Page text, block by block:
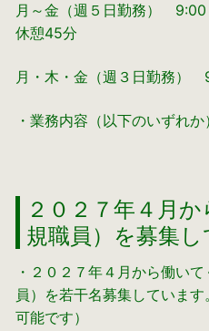
月～金（週５日勤務）
休憩45分
月・木・金（週３日勤務
・業務内容（以下のいずれか）
２０２７年４月
規職員）を募集し
・２０２７年４月から働い
員）を若干名募集していま
可能です）